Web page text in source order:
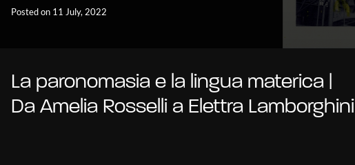
Posted on 11 July, 2022
La paronomasia e la lingua materica |
Da Amelia Rosselli a Elettra Lamborghini